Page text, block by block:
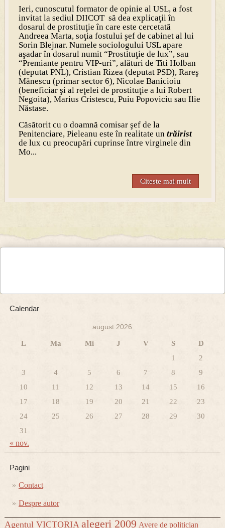
Ieri, cunoscutul formator de opinie al USL, a fost
invitat la sediul DIICOT să dea explicaţii în
dosarul de prostituţie în care este cercetată
Andreea Marta, soţia fostului şef de cabinet al lui
Sorin Blejnar. Numele sociologului USL apare
aşadar în dosarul numit “Prostituţie de lux”, sau
“Premiante pentru VIP-uri”, alături de Titi Holban
(deputat PNL), Cristian Rizea (deputat PSD), Rareş
Mănescu (primar sector 6), Nicolae Banicioiu
(beneficiar şi al reţelei de prostituţie a lui Robert
Negoita), Marius Cristescu, Puiu Popoviciu sau Ilie
Năstase.
Căsătorit cu o doamnă comisar şef de la
Penitenciare, Pieleanu este în realitate un trăirist
de lux cu preocupări cuprinse între virginele din
Mo...
Citeste mai mult
Calendar
august 2026
L Ma Mi J V S
D
1
2
3
4 5 6 7 8
9
10
11 12 13 14 15
16
17
18 19 20 21 22
23
24
25 26 27 28 29
30
31
« nov.
Pagini
Contact
Despre autor
Agentul VICTORIA alegeri 2009 Avere de politician